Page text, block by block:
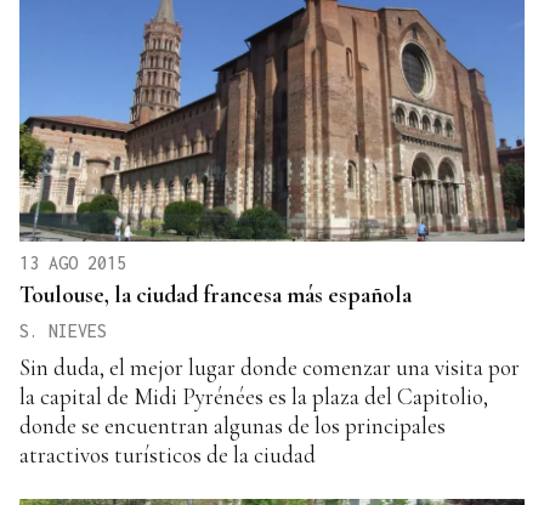
13 AGO 2015
Toulouse, la ciudad francesa más española
S. NIEVES
Sin duda, el mejor lugar donde comenzar una visita por
la capital de Midi Pyrénées es la plaza del Capitolio,
donde se encuentran algunas de los principales
atractivos turísticos de la ciudad